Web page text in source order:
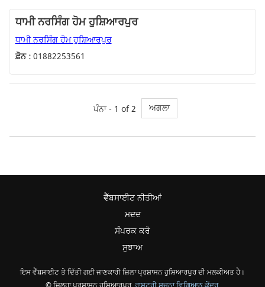
ਧਾਮੀ ਨਰਸਿੰਗ ਹੋਮ ਹੁਸ਼ਿਆਰਪੁਰ
ਧਾਮੀ ਨਰਸਿੰਗ ਹੋਮ ਹੁਸ਼ਿਆਰਪੁਰ
ਫ਼ੋਨ :01882253561
ਪੰਨਾ - 1 of 2 ਅਗਲਾ
ਵੈੱਬਸਾਈਟ ਨੀਤੀਆਂ
ਮਦਦ
ਸੰਪਰਕ ਕਰੋ
ਸੁਝਾਅ
ਇਸ ਵੈੱਬਸਾਈਟ ਤੇ ਦਿੱਤੀ ਗਈ ਜਾਣਕਾਰੀ ਜ਼ਿਲਾ ਪ੍ਰਸ਼ਾਸਨ ਹੁਸ਼ਿਆਰਪੁਰ ਦੀ ਮਲਕੀਅਤ ਹੈ।